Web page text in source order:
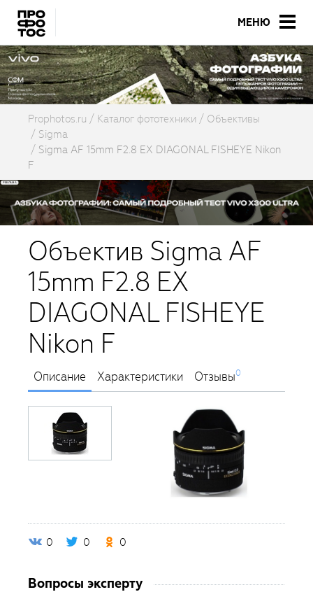
МЕНЮ
Prophotos.ru Каталог фототехники
Объективы
Sigma
Sigma AF 15mm F2.8 EX DIAGONAL FISHEYE Nikon
F
Объектив Sigma AF
15mm F2.8 EX
DIAGONAL FISHEYE
Nikon F
Описание Характеристики Отзывы0
0 0 0
Вопросы эксперту